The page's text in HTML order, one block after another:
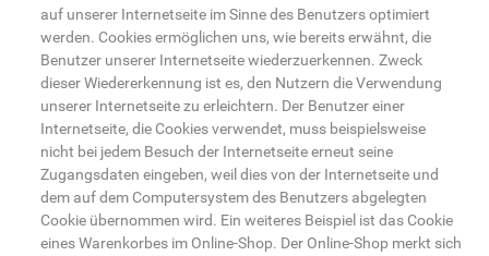
auf unserer Internetseite im Sinne des Benutzers optimiert
werden. Cookies ermöglichen uns, wie bereits erwähnt, die
Benutzer unserer Internetseite wiederzuerkennen. Zweck
dieser Wiedererkennung ist es, den Nutzern die Verwendung
unserer Internetseite zu erleichtern. Der Benutzer einer
Internetseite, die Cookies verwendet, muss beispielsweise
nicht bei jedem Besuch der Internetseite erneut seine
Zugangsdaten eingeben, weil dies von der Internetseite und
dem auf dem Computersystem des Benutzers abgelegten
Cookie übernommen wird. Ein weiteres Beispiel ist das Cookie
eines Warenkorbes im Online-Shop. Der Online-Shop merkt sich